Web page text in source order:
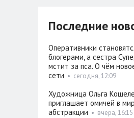
Последние
Оперативники
блогерами, а сестра
мстит за пса. О чём
сети • сегодня, 12:09
Художница Ольга
приглашает омичей в мир
абстракции • вчера, 16:15